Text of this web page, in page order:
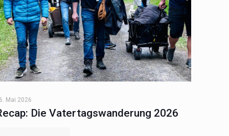
Mai 2026
Die Vatertagswanderung 2026